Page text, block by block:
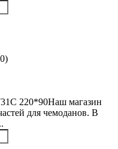
220*90Наш магазин
для чемоданов. В